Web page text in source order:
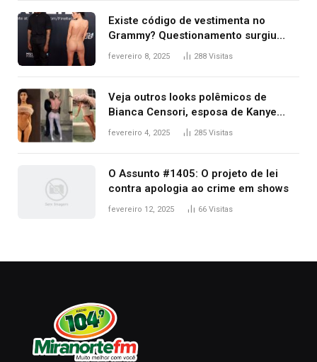
Existe código de vestimenta no
Grammy? Questionamento surgiu
após Bianca Censori, mulher de
fevereiro 8, 2025 288 Visitas
Veja outros looks polêmicos de
Bianca Censori, esposa de Kanye
West que apareceu nua no Grammy
fevereiro 4, 2025 285 Visitas
O Assunto #1405: O projeto de lei
contra apologia ao crime em shows
fevereiro 12, 2025 66 Visitas